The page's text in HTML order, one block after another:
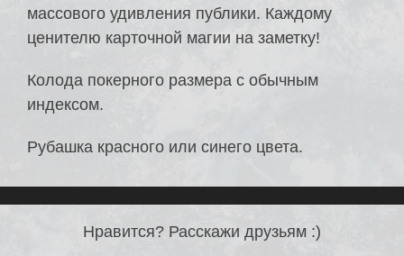
массового удивления публики. Каждому
ценителю карточной магии на заметку!
Колода покерного размера с обычным
индексом.
Рубашка красного или синего цвета.
Нравится? Расскажи друзьям :)